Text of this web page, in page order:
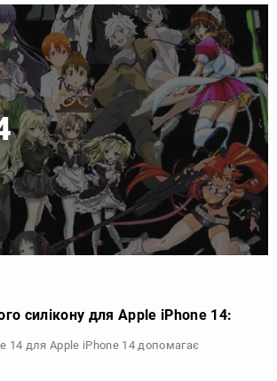
силікону для Apple iPhone 14:
14 для Apple iPhone 14 допомагає